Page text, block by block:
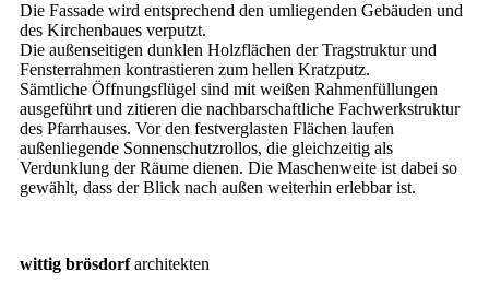
Die Fassade wird entsprechend den umliegenden Gebäuden und
des Kirchenbaues verputzt.
Die außenseitigen dunklen Holzflächen der Tragstruktur und
Fensterrahmen kontrastieren zum hellen Kratzputz.
Sämtliche Öffnungsflügel sind mit weißen Rahmenfüllungen
ausgeführt und zitieren die nachbarschaftliche Fachwerkstruktur
des Pfarrhauses. Vor den festverglasten Flächen laufen
außenliegende Sonnenschutzrollos, die gleichzeitig als
Verdunklung der Räume dienen. Die Maschenweite ist dabei so
gewählt, dass der Blick nach außen weiterhin erlebbar ist.
wittig brösdorfarchitekten